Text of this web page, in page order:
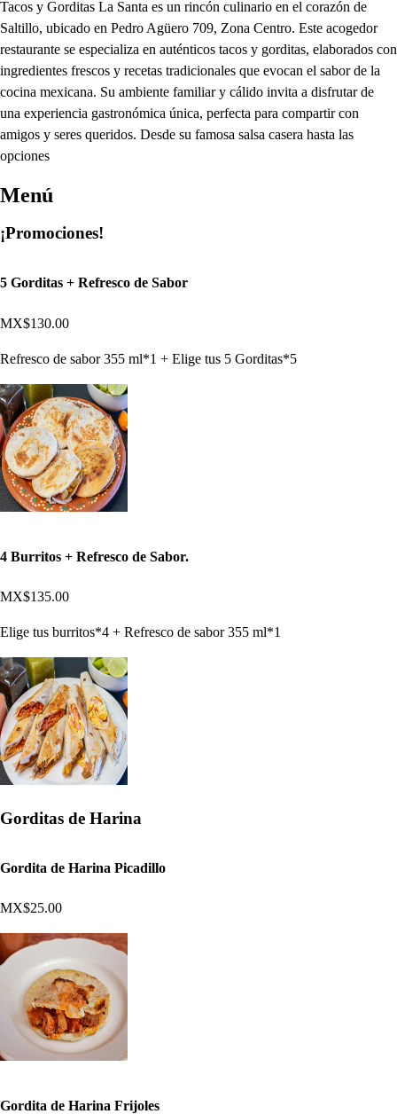
Tacos y Gorditas La Santa es un rincón culinario en el corazón de
Saltillo, ubicado en Pedro Agüero 709, Zona Centro. Este acogedor
restaurante se especializa en auténticos tacos y gorditas, elaborados con
ingredientes frescos y recetas tradicionales que evocan el sabor de la
cocina mexicana. Su ambiente familiar y cálido invita a disfrutar de
una experiencia gastronómica única, perfecta para compartir con
amigos y seres queridos. Desde su famosa salsa casera hasta las
opciones
Menú
¡Promociones!
5 Gorditas + Refresco de Sabor
MX$130.00
Refresco de sabor 355 ml*1 + Elige tus 5 Gorditas*5
4 Burritos + Refresco de Sabor.
MX$135.00
Elige tus burritos*4 + Refresco de sabor 355 ml*1
Gorditas de Harina
Gordita de Harina Picadillo
MX$25.00
Gordita de Harina Frijoles